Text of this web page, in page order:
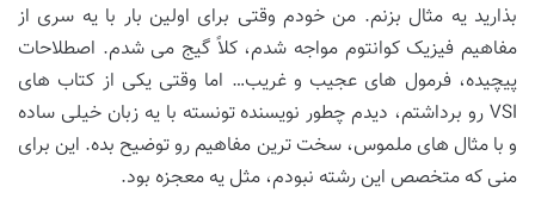
بذارید یه مثال بزنم. من خودم وقتی برای اولین بار با یه سری از
مفاهیم فیزیک کوانتوم مواجه شدم، کلاً گیج می شدم. اصطلاحات
پیچیده، فرمول های عجیب و غریب… اما وقتی یکی از کتاب های
VSI رو برداشتم، دیدم چطور نویسنده تونسته با یه زبان خیلی ساده
و با مثال های ملموس، سخت ترین مفاهیم رو توضیح بده. این برای
منی که متخصص این رشته نبودم، مثل یه معجزه بود.